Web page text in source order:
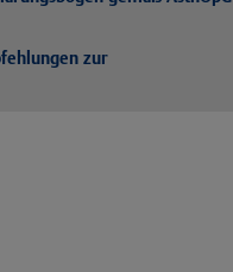
zur